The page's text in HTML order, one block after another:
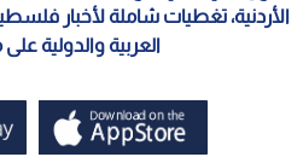
الأردنية، تغطيات شاملة لأخبار
العربية والدولية